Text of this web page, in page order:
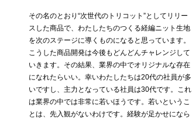
その名のとおり“次世代のトリコット”としてリリー
スした商品で、わたしたちのつくる経編ニット生地
を次のステージに導くものになると思っています。
こうした商品開発は今後もどんどんチャレンジして
いきます。その結果、業界の中でオリジナルな存在
になれたらいい。幸いわたしたちは20代の社員が多
いですし、主力となっている社員は30代です。これ
は業界の中では非常に若いほうです。若いというこ
とは、先入観がないわけです。経験が足かせになら